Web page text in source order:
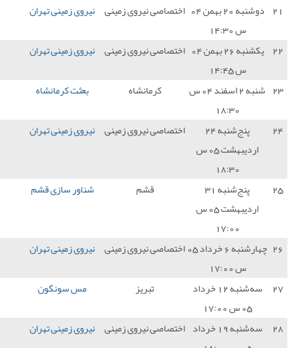
نیروی زمینی نیروی زمینی تهران 0 - 1 سایپا
نیروی زمینی نیروی زمینی تهران 0 - 0 نساجی مازندران
بعثت کرمانشاه 4 - 1 نیروی زمینی تهران
زمینی نیروی زمینی تهران 3 - 0 داماش گیلان
شناور سازی قشم 0 - 0 نیروی زمینی تهران
نیروی زمینی نیروی زمینی تهران 0 - 0 هوادار تهران
مس سونگون 1 - 0 نیروی زمینی تهران
نیروی زمینی نیروی زمینی تهران 0 - 0 آریو اسلامشهر